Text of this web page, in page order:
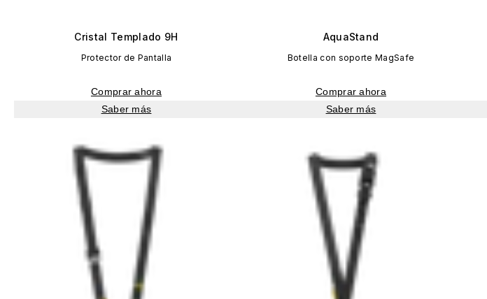
Cristal Templado 9H
Protector de Pantalla
Comprar ahora
Saber más
AquaStand
Botella con soporte MagSafe
Comprar ahora
Saber más